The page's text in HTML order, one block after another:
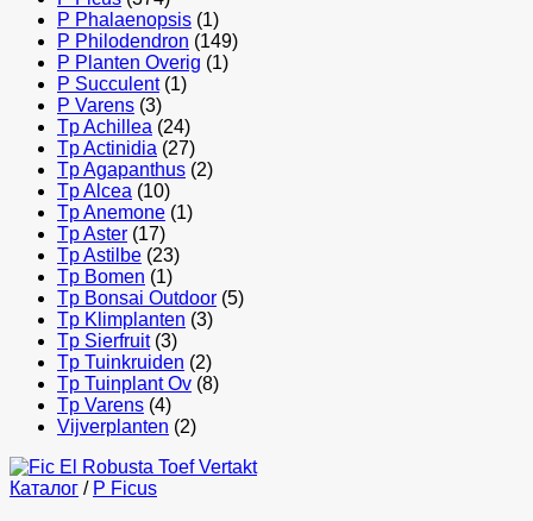
P Phalaenopsis (1)
P Philodendron (149)
P Planten Overig (1)
P Succulent (1)
P Varens (3)
Tp Achillea (24)
Tp Actinidia (27)
Tp Agapanthus (2)
Tp Alcea (10)
Tp Anemone (1)
Tp Aster (17)
Tp Astilbe (23)
Tp Bomen (1)
Tp Bonsai Outdoor (5)
Tp Klimplanten (3)
Tp Sierfruit (3)
Tp Tuinkruiden (2)
Tp Tuinplant Ov (8)
Tp Varens (4)
Vijverplanten (2)
Каталог / P Ficus